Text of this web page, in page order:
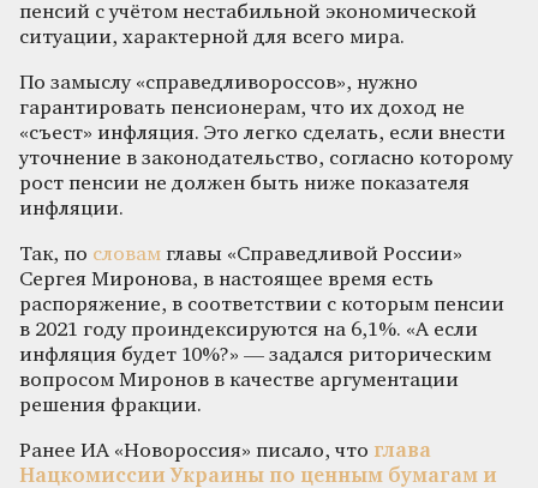
пенсий с учётом нестабильной экономической
ситуации, характерной для всего мира.
По замыслу «справедливороссов», нужно
гарантировать пенсионерам, что их доход не
«съест» инфляция. Это легко сделать, если внести
уточнение в законодательство, согласно которому
рост пенсии не должен быть ниже показателя
инфляции.
Так, по словам главы «Справедливой России»
Сергея Миронова, в настоящее время есть
распоряжение, в соответствии с которым пенсии
в 2021 году проиндексируются на 6,1%. «А если
инфляция будет 10%?» — задался риторическим
вопросом Миронов в качестве аргументации
решения фракции.
Ранее ИА «Новороссия» писало, что глава
Нацкомиссии Украины по ценным бумагам и